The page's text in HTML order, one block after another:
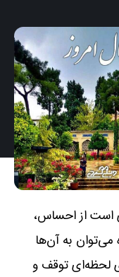
است از احساس،
می‌توان به آن‌ها
لحظه‌ای توقف و